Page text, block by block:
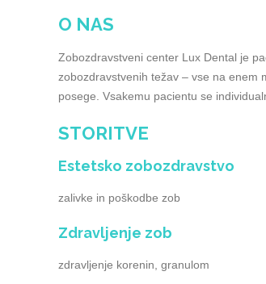
O NAS
Zobozdravstveni center Lux Dental je
zobozdravstvenih težav – vse na enem
posege. Vsakemu pacientu se
STORITVE
Estetsko zobozdravstvo
zalivke in poškodbe zob
Zdravljenje zob
zdravljenje korenin, granulom